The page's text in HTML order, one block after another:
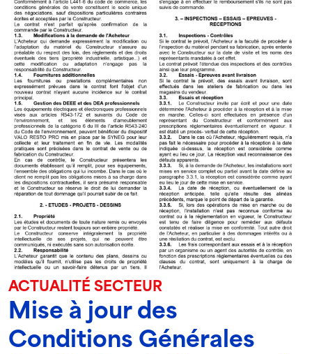
ACTUALITÉ SECTEUR
Mise à jour des
Conditions Générales